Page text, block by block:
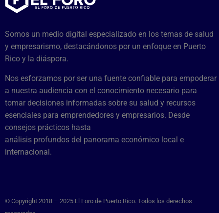
Somos un medio digital especializado en los temas de salud
y empresarismo, destacándonos por un enfoque en Puerto
Rico y la diáspora.
Nos esforzamos por ser una fuente confiable para empoderar
a nuestra audiencia con el conocimiento necesario para
tomar decisiones informadas sobre su salud y recursos
esenciales para emprendedores y empresarios. Desde
consejos prácticos hasta
análisis profundos del panorama económico local e
internacional.
© Copyright 2018 – 2025 El Foro de Puerto Rico. Todos los derechos